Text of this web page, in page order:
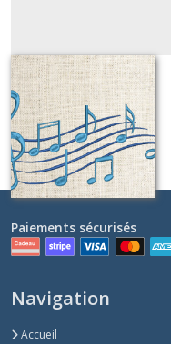
partition
Sur demande
Paiements sécurisés
Navigation
Accueil